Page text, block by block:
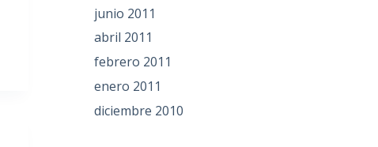
junio 2011
abril 2011
febrero 2011
enero 2011
diciembre 2010